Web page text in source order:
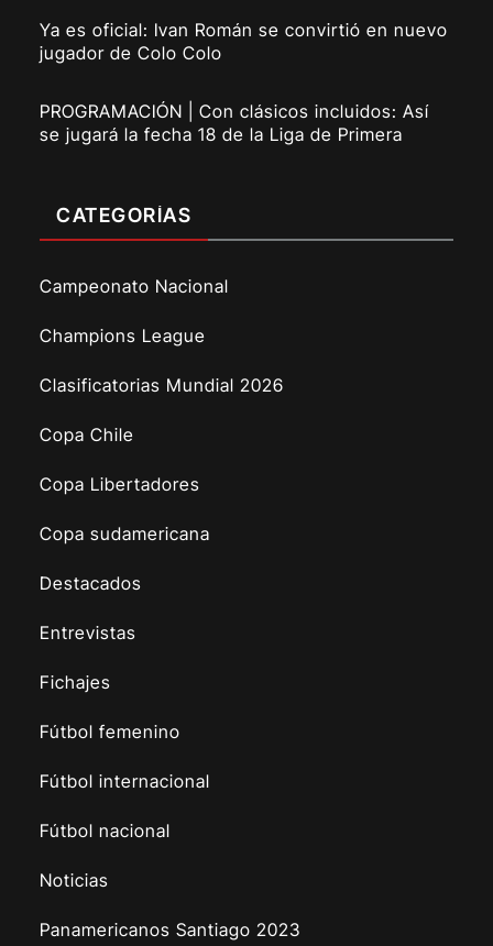
Ya es oficial: Ivan Román se convirtió en nuevo
jugador de Colo Colo
PROGRAMACIÓN | Con clásicos incluidos: Así
se jugará la fecha 18 de la Liga de Primera
CATEGORÍAS
Campeonato Nacional
Champions League
Clasificatorias Mundial 2026
Copa Chile
Copa Libertadores
Copa sudamericana
Destacados
Entrevistas
Fichajes
Fútbol femenino
Fútbol internacional
Fútbol nacional
Noticias
Panamericanos Santiago 2023